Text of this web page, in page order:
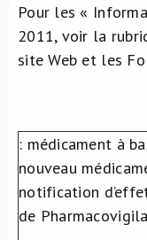
À propos de nous
Pour les «
2011, voir la
site Web et les
: médicament à
nouveau
notification
de